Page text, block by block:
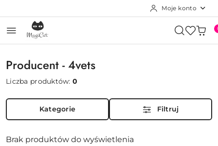
Moje konto
Producent - 4vets
Liczba produktów:0
Kategorie Filtruj
Brak produktów do wyświetlenia